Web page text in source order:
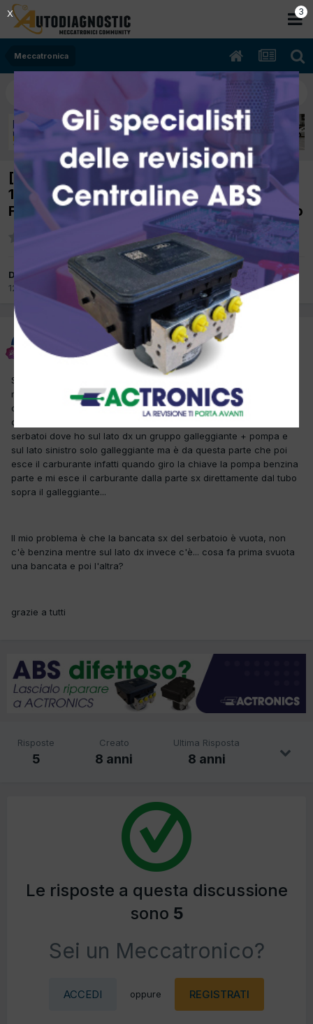
Meccatronica
[Mercedes Benz C 200 W203 02/2001
1998cc 111955 120Kw Benzina]
Funzionamento pompa benzina nel serbatoio
Da emporio
12 Ottobre 2017 inMeccatronica
Inviato 12 Ottobre 2017
Salve non sapevo dove scrivere e se è la sezione sbagliata
magari i moderatori penseranno a spostarla... volevo chiedere se
qualcuno sa il funzionamento del sistema di alimentazione di
questo Mercedes, nello specifico la parte all'interno dei due
serbatoi dove ho sul lato dx un gruppo galleggiante + pompa e
sul lato sinistro solo galleggiante ma è da questa parte che poi
esce il carburante infatti quando giro la chiave la pompa benzina
parte e mi esce il carburante dalla parte sx direttamente dal tubo
sopra il galleggiante...
Il mio problema è che la bancata sx del serbatoio è vuota, non
c'è benzina mentre sul lato dx invece c'è... cosa fa prima svuota
una bancata e poi l'altra?
grazie a tutti
Risposte
5
Creato
8 anni
Ultima Risposta
8 anni
Le risposte a questa discussione
sono 5
Sei un Meccatronico?
ACCEDI oppure REGISTRATI
2
X